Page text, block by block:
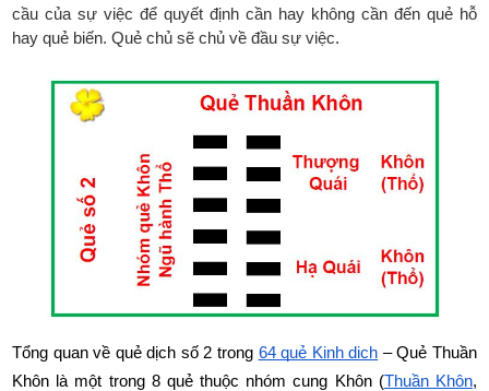
cầu của sự việc để quyết định cần hay không cần đến quẻ hỗ
hay quẻ biến. Quẻ chủ sẽ chủ về đầu sự việc.
Tổng quan về quẻ dịch số 2 trong 64 quẻ Kinh dịch – Quẻ Thuần
Khôn là một trong 8 quẻ thuộc nhóm cung Khôn (Thuần Khôn,